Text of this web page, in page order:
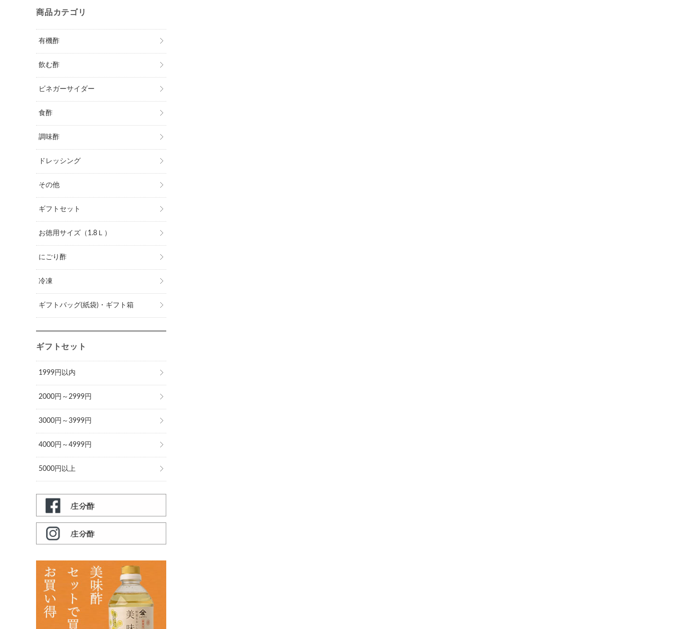
商品カテゴリ
有機酢
飲む酢
ビネガーサイダー
食酢
調味酢
ドレッシング
その他
ギフトセット
お徳用サイズ（1.8Ｌ）
にごり酢
冷凍
ギフトバッグ(紙袋)・ギフト箱
ギフトセット
1999円以内
2000円～2999円
3000円～3999円
4000円～4999円
5000円以上